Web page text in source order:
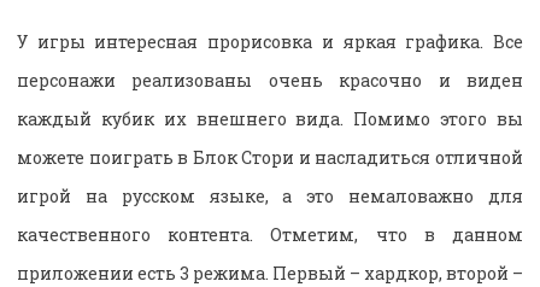
У игры интересная прорисовка и яркая графика. Все
персонажи реализованы очень красочно и виден
каждый кубик их внешнего вида. Помимо этого вы
можете поиграть в Блок Стори и насладиться отличной
игрой на русском языке, а это немаловажно для
качественного контента. Отметим, что в данном
приложении есть 3 режима. Первый – хардкор, второй –